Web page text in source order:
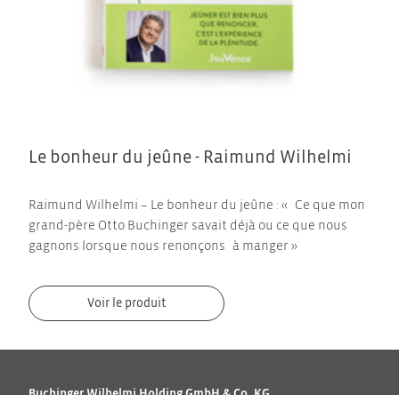
Le bonheur du jeûne - Raimund Wilhelmi
Raimund Wilhelmi – Le bonheur du jeûne : « Ce que mon
grand-père Otto Buchinger savait déjà ou ce que nous
gagnons lorsque nous renonçons à manger »
Voir le produit